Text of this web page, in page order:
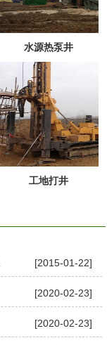
水源热泵井
工地打井
[2015-01-22]
[2020-02-23]
[2020-02-23]